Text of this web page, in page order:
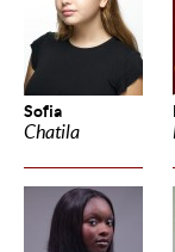
Sofia
Chatila